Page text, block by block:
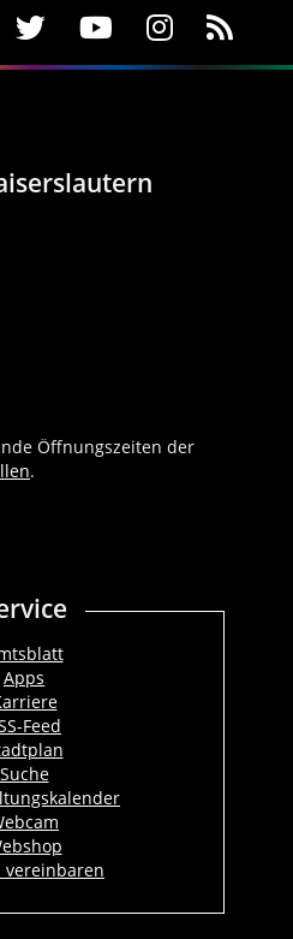
Öffnungszeiten der
.
Apps
Feed
Suche
vereinbaren